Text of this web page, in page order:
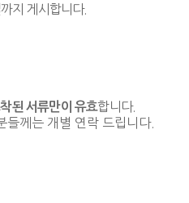
지 게시합니다.
된 서류만이 유효합니다.
께는 개별 연락 드립니다.